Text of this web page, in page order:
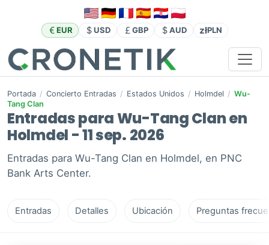
EUR USD GBP AUD złPLN
Portada / Concierto Entradas / Estados Unidos / Holmdel / Wu-
Tang Clan
Entradas para Wu-Tang Clan en
Holmdel - 11 sep. 2026
Entradas para Wu-Tang Clan en Holmdel, en PNC
Bank Arts Center.
Entradas Detalles Ubicación Preguntas